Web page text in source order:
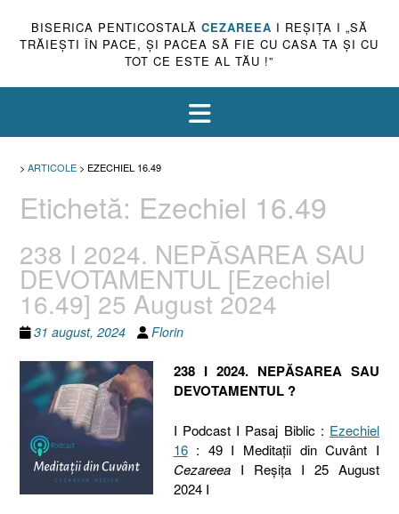
BISERICA PENTICOSTALĂ CEZAREEA I REŞIŢA I „SĂ
TRĂIEŞTI ÎN PACE, ŞI PACEA SĂ FIE CU CASA TA ŞI CU
TOT CE ESTE AL TĂU !”
> ARTICOLE > EZECHIEL 16.49
Etichetă: Ezechiel 16.49
238 I 2024. NEPĂSAREA SAU
DEVOTAMENTUL [Ezechiel
16.49] 25 August 2024
31 august, 2024 Florin
238 I 2024. NEPĂSAREA SAU
DEVOTAMENTUL ?
I Podcast I Pasaj Biblic : Ezechiel
16: 49 I Meditaţii din Cuvânt I
CezareeaI Reşiţa I 25 August
2024 I